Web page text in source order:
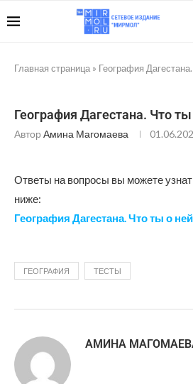
Главная страница » География
География Дагестана. Что
Автор Амина Магомаева
Ответы на вопросы вы можете
ниже:
География Дагестана. Что ты о
ГЕОГРАФИЯ ТЕСТЫ
АМИНА